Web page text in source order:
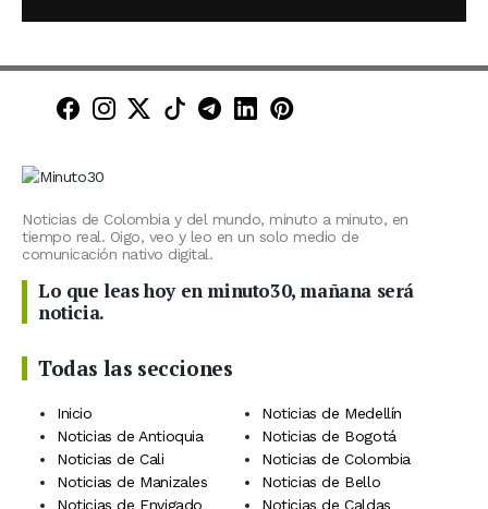
Minuto30 en Facebook
Minuto30 en Instagram
Minuto30 en X (Twitter)
Minuto30 en TikTok
Canal de Minuto30 en
Minuto30 en LinkedIn
Minuto30 en
Noticias de Colombia y del mundo, minuto a minuto, en
tiempo real. Oigo, veo y leo en un solo medio de
comunicación nativo digital.
Lo que leas hoy en minuto30, mañana será
noticia.
Todas las secciones
Inicio
Noticias de Medellín
Noticias de Antioquia
Noticias de Bogotá
Noticias de Cali
Noticias de Colombia
Noticias de Manizales
Noticias de Bello
Noticias de Envigado
Noticias de Caldas